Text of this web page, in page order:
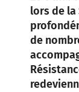
lors de la
de